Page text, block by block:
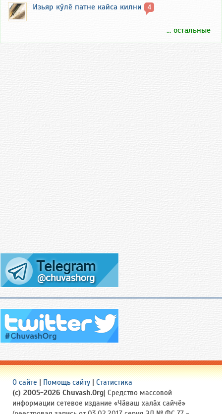
Изьяр кӳлӗ патне кайса килни
4
... остальные
О сайте | Помощь сайту | Статистика
(c) 2005-2026 Chuvash.Org| Средство массовой
информации сетевое издание «Чӑваш халӑх сайчӗ»